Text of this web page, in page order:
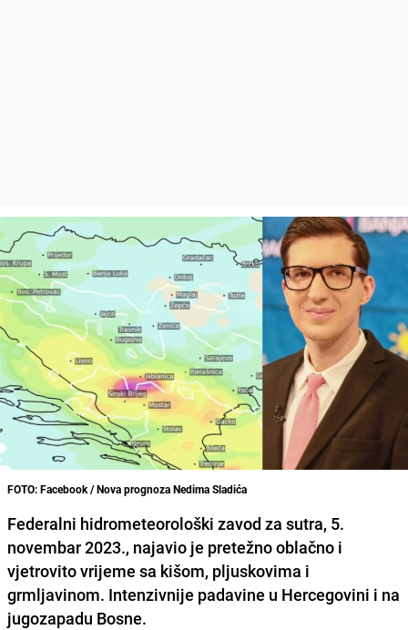
FOTO: Facebook / Nova prognoza Nedima Sladića
Federalni hidrometeorološki zavod za sutra, 5.
novembar 2023., najavio je pretežno oblačno i
vjetrovito vrijeme sa kišom, pljuskovima i
grmljavinom. Intenzivnije padavine u Hercegovini i na
jugozapadu Bosne.